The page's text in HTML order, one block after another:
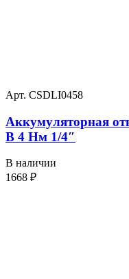
Арт. CSDLI0458
Аккумуляторная
В 4 Нм 1/4″
В наличии
1668 ₽